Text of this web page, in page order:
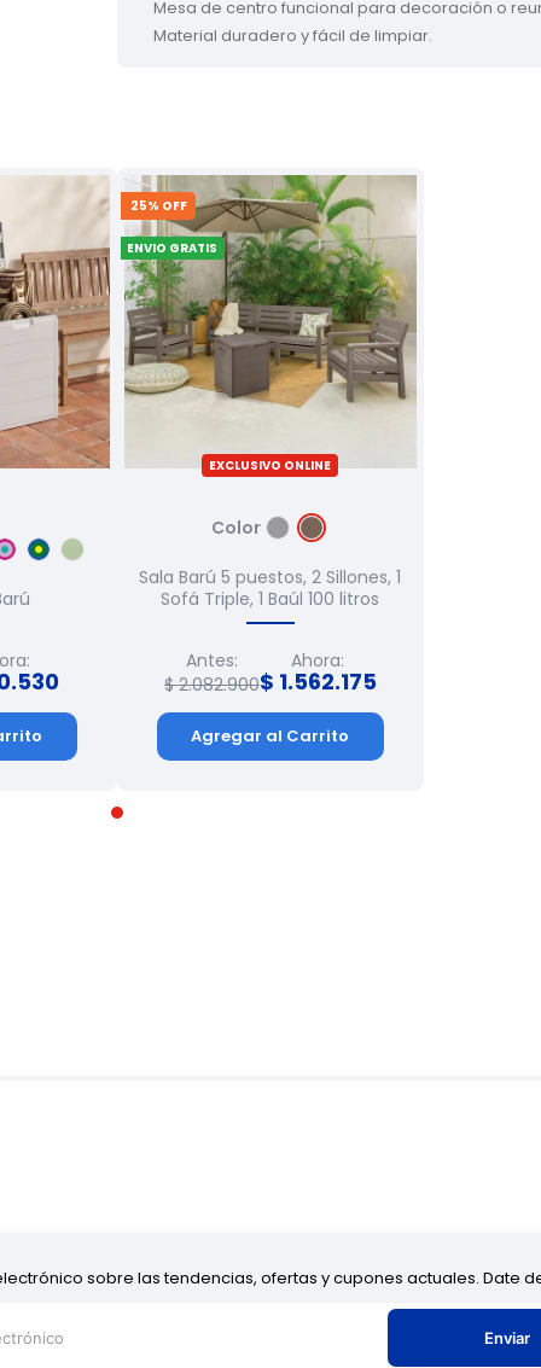
Mesa de centro funcional para decoración o
Material duradero y fácil de limpiar.
.530
25% OFF
ENVIO GRATIS
EXCLUSIVO ONLINE
Color
Sala Barú 5 puestos, 2 Sillones, 1
Sofá Triple, 1 Baúl 100 litros
Antes:
$ 2.082.900
Ahora:
$ 1.562.175
Agregar al Carrito
sobre las tendencias, ofertas y cupones actuales. Date
Enviar